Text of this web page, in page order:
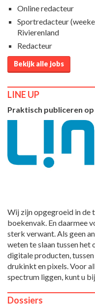
Online redacteur
Sportredacteur
Rivierenland
Redacteur
Bekijk alle jobs
LINE UP
Praktisch publiceren
Wij zijn opgegroeid in de
boekenvak. En daarmee
sterk verwant. Als geen
weten te slaan tussen
digitale producten, tussen
drukinkt en pixels. Voor
spectrum liggen, kunt u
Dossiers